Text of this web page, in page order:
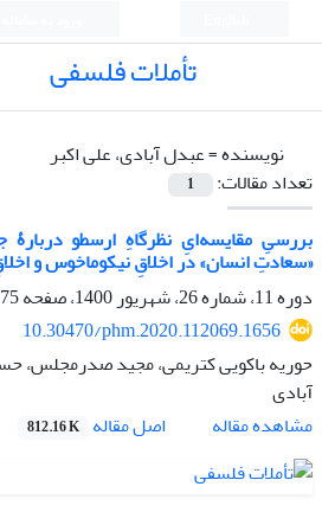
تأملات فلسفی
نویسنده =عبدل آبادی، علی اکبر
تعداد مقالات:
1
بررسیِ مقایسه‌ایِ نظرگاهِ ارسطو دربارۀ
«سعادتِ انسان» در اخلاقِ نیکوماخوس و
دوره 11، شماره 26، شهریور 1400، صفحه
75-104
10.30470/phm.2020.112069.1656
حوریه باکویی کتریمی، مجید صدرمجلس،
آبادی
مشاهده مقاله
اصل مقاله 812.16 K